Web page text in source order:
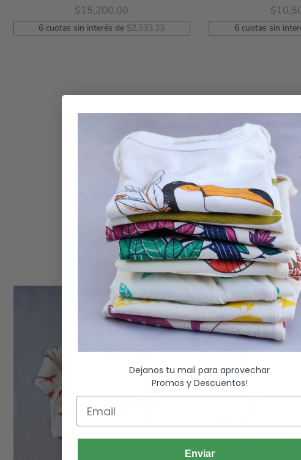
$15,200.00
Seleccionar Opciones
6 cuotas sin interés de $2,533.33
$
6 cuotas sin
SIN STOCK
Dejanos tu mail para aprovechar
Promos y Descuentos!
Enviar